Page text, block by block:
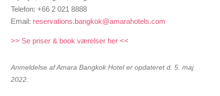
Telefon: +66 2 021 8888
Email: reservations.bangkok@amarahotels.com
>> Se priser & book værelser her <<
Anmeldelse af Amara Bangkok Hotel er opdateret d. 5. maj
2022.